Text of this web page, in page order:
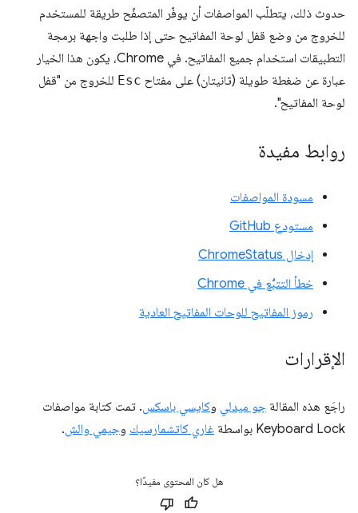
حدوث ذلك، يتطلّب المواصفات أن يوفّر المتصفّح طريقة للمستخدم
للخروج من وضع قفل لوحة المفاتيح حتى إذا طلبت واجهة برمجة
التطبيقات استخدام جميع المفاتيح. في Chrome، يكون هذا الخيار
عبارة عن ضغطة طويلة (ثانيتان) على مفتاح Esc للخروج من "قفل
لوحة المفاتيح".
روابط مفيدة
مسودة المواصفات
مستودع GitHub
إدخال ChromeStatus
خطأ التتبُّع في Chrome
رموز المفاتيح للوحات المفاتيح العادية
الإقرارات
راجَع هذه المقالة جو ميدلي وكايسي باسكس. تمت كتابة مواصفات
Keyboard Lock بواسطة
غاري كاتشمارسيك وجيمي والش.
هل كان المحتوى مفيدًا؟